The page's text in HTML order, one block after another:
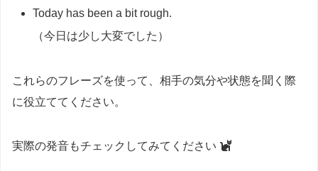
Today has been a bit rough.
（今日は少し大変でした）
これらのフレーズを使って、相手の気分や状態を聞く際
に役立ててください。
実際の発音もチェックしてみてください